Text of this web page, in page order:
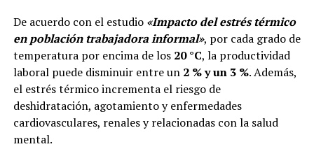
De acuerdo con el estudio «Impacto del estrés térmico
en población trabajadora informal», por cada grado de
temperatura por encima de los 20 °C, la productividad
laboral puede disminuir entre un 2 % y un 3 %. Además,
el estrés térmico incrementa el riesgo de
deshidratación, agotamiento y enfermedades
cardiovasculares, renales y relacionadas con la salud
mental.